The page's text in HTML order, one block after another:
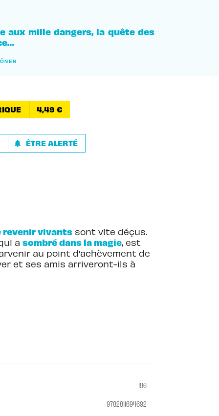
aux mille dangers, la quête des
4,49 €
notifications ÊTRE ALERTÉ
revenir vivantssont vite déçus.
a sombré dans la magie, est
au point d'achèvement de
et ses amis arriveront-ils à
196
9782811694692